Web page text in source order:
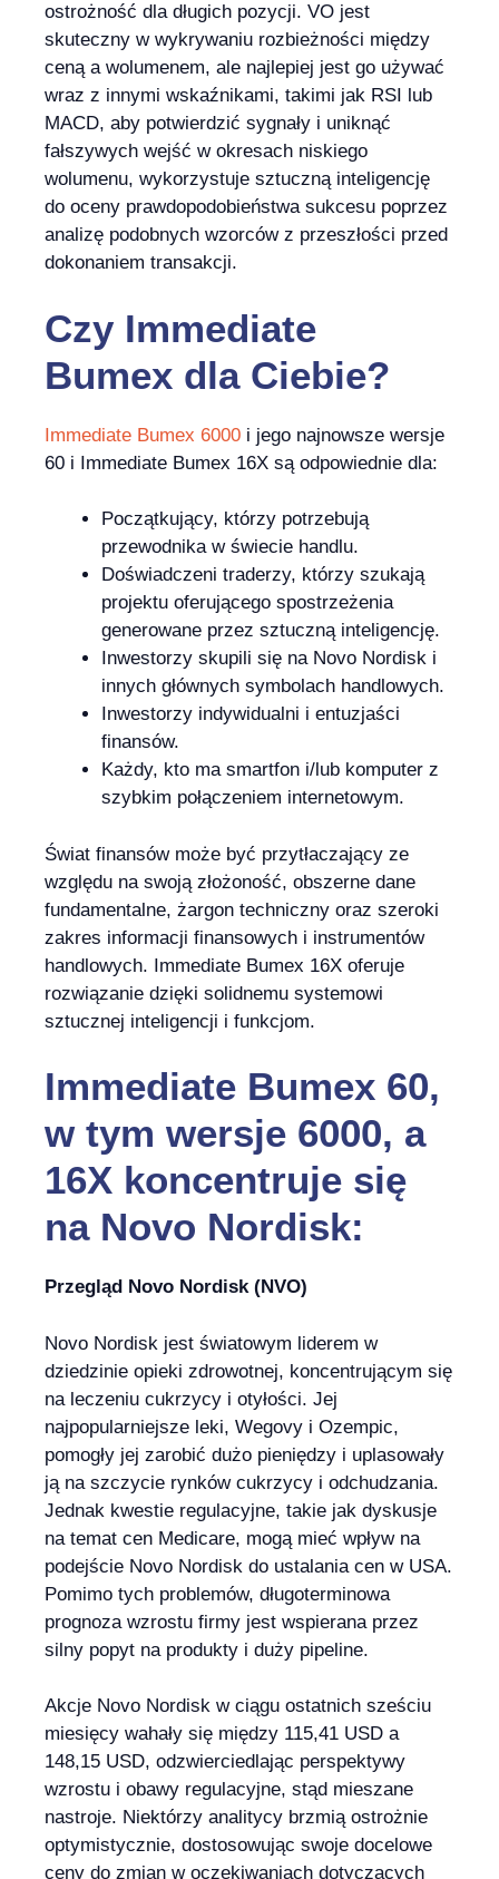
ostrożność dla długich pozycji. VO jest
skuteczny w wykrywaniu rozbieżności między
ceną a wolumenem, ale najlepiej jest go używać
wraz z innymi wskaźnikami, takimi jak RSI lub
MACD, aby potwierdzić sygnały i uniknąć
fałszywych wejść w okresach niskiego
wolumenu, wykorzystuje sztuczną inteligencję
do oceny prawdopodobieństwa sukcesu poprzez
analizę podobnych wzorców z przeszłości przed
dokonaniem transakcji.
Czy Immediate
Bumex dla Ciebie?
Immediate Bumex 6000 i jego najnowsze wersje
60 i Immediate Bumex 16X są odpowiednie dla:
Początkujący, którzy potrzebują
przewodnika w świecie handlu.
Doświadczeni traderzy, którzy szukają
projektu oferującego spostrzeżenia
generowane przez sztuczną inteligencję.
Inwestorzy skupili się na Novo Nordisk i
innych głównych symbolach handlowych.
Inwestorzy indywidualni i entuzjaści
finansów.
Każdy, kto ma smartfon i/lub komputer z
szybkim połączeniem internetowym.
Świat finansów może być przytłaczający ze
względu na swoją złożoność, obszerne dane
fundamentalne, żargon techniczny oraz szeroki
zakres informacji finansowych i instrumentów
handlowych. Immediate Bumex 16X oferuje
rozwiązanie dzięki solidnemu systemowi
sztucznej inteligencji i funkcjom.
Immediate Bumex 60,
w tym wersje 6000, a
16X koncentruje się
na Novo Nordisk:
Przegląd Novo Nordisk (NVO)
Novo Nordisk jest światowym liderem w
dziedzinie opieki zdrowotnej, koncentrującym się
na leczeniu cukrzycy i otyłości. Jej
najpopularniejsze leki, Wegovy i Ozempic,
pomogły jej zarobić dużo pieniędzy i uplasowały
ją na szczycie rynków cukrzycy i odchudzania.
Jednak kwestie regulacyjne, takie jak dyskusje
na temat cen Medicare, mogą mieć wpływ na
podejście Novo Nordisk do ustalania cen w USA.
Pomimo tych problemów, długoterminowa
prognoza wzrostu firmy jest wspierana przez
silny popyt na produkty i duży pipeline.
Akcje Novo Nordisk w ciągu ostatnich sześciu
miesięcy wahały się między 115,41 USD a
148,15 USD, odzwierciedlając perspektywy
wzrostu i obawy regulacyjne, stąd mieszane
nastroje. Niektórzy analitycy brzmią ostrożnie
optymistycznie, dostosowując swoje docelowe
ceny do zmian w oczekiwaniach dotyczących